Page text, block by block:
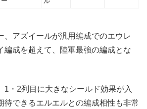
、アズイールが汎用編成でのエウレ
編成を超えて、陸軍最強の編成とな
1・2列目に大きなシールド効果が入
待できるエルエルとの編成相性も非常